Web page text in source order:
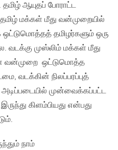
தமிழ் ஆயுதப் போராட்ட
மக்கள் மீது வன்முறையில்
தமிழர்களும் ஒரு
முஸ்லிம் மக்கள் மீது
வன்முறை ஒட்டுமொத்த
வடக்கின் நிலப்பரப்புத்
முன்வைக்கப்பட்ட
கிளம்பியது என்பது
நாம்